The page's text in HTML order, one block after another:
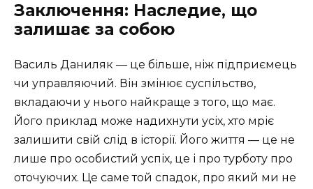
Заключення: Наследие, що
залишає за собою
Василь Даниляк — це більше, ніж підприємець
чи управляючий. Він змінює суспільство,
вкладаючи у нього найкраще з того, що має.
Його приклад може надихнути усіх, хто мріє
залишити свій слід в історії. Його життя — це не
лише про особистий успіх, це і про турботу про
оточуючих. Це саме той спадок, про який ми не